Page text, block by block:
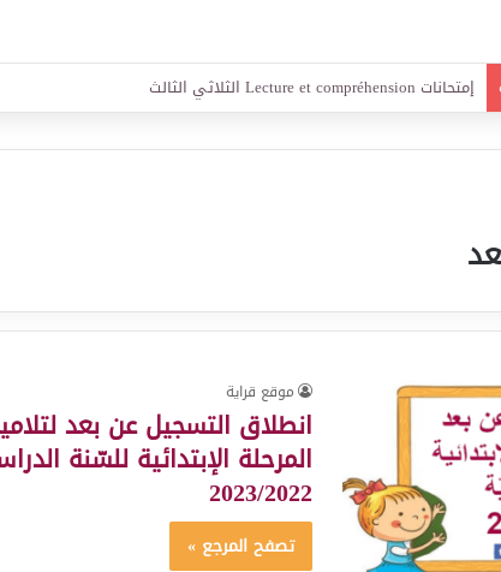
امتحانات قواعد لغة الثلاثي الثالث
موقع قراية
انطلاق التسجيل عن بعد
المرحلة الإبتدائية للسّنة
2023/2022
تصفح المرجع »